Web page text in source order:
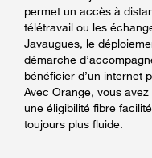
permet un accès à
télétravail ou les
Javaugues, le
démarche
bénéficier d’un internet
Avec Orange, vous
une éligibilité fibre
toujours plus fluide.